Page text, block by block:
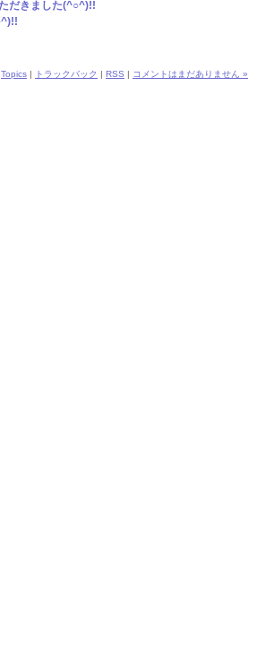
だきました(^○^)!!
Topics | トラックバック | RSS | コメントはまだありません »